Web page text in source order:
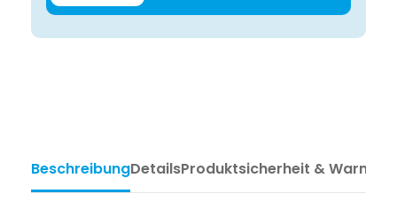
BeschreibungDetailsProduktsicherheit &